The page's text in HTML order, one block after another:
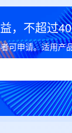
，不超过